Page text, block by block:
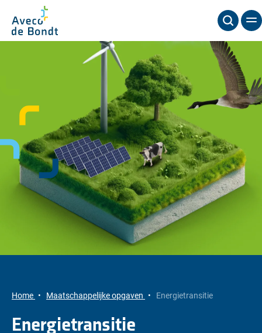
Home Maatschappelijke opgaven Energietransitie
Energietransitie